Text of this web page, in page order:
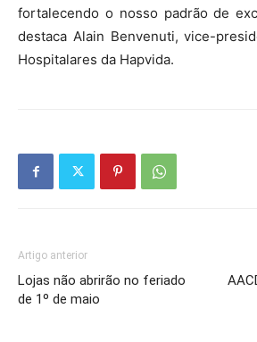
fortalecendo o nosso padrão de
destaca Alain Benvenuti, vice-
Hospitalares da Hapvida.
Artigo anterior
Lojas não abrirão no feriado
de 1º de maio